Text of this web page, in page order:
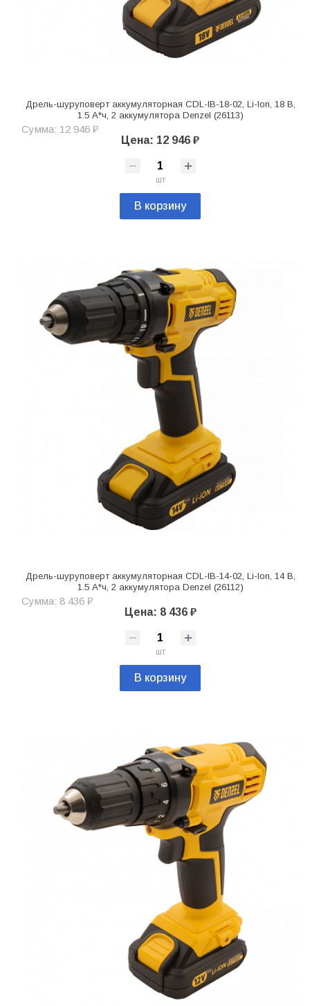
Дрель-шуруповерт аккумуляторная CDL-IB-18-02, Li-Ion, 18 В,
1.5 А*ч, 2 аккумулятора Denzel (26113)
Сумма: 12 946 ₽
Цена: 12 946 ₽
шт
В корзину
Дрель-шуруповерт аккумуляторная CDL-IB-14-02, Li-Ion, 14 В,
1.5 А*ч, 2 аккумулятора Denzel (26112)
Сумма: 8 436 ₽
Цена: 8 436 ₽
шт
В корзину